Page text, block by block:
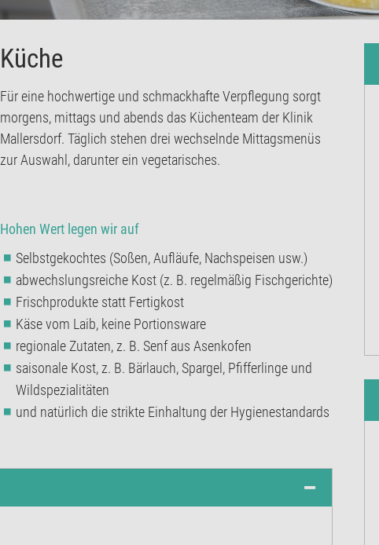
Küche
Für eine hochwertige und schmackhafte Verpflegung sorgt
morgens, mittags und abends das Küchenteam der Klinik
Mallersdorf. Täglich stehen drei wechselnde Mittagsmenüs
zur Auswahl, darunter ein vegetarisches.
Hohen Wert legen wir auf
Selbstgekochtes (Soßen, Aufläufe, Nachspeisen usw.)
abwechslungsreiche Kost (z. B. regelmäßig Fischgerichte)
Frischprodukte statt Fertigkost
Käse vom Laib, keine Portionsware
regionale Zutaten, z. B. Senf aus Asenkofen
saisonale Kost, z. B. Bärlauch, Spargel, Pfifferlinge und
Wildspezialitäten
und natürlich die strikte Einhaltung der Hygienestandards